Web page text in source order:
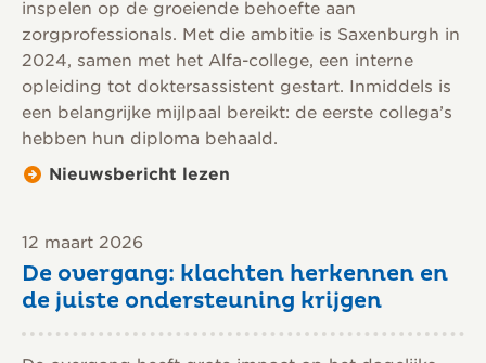
inspelen op de groeiende behoefte aan
zorgprofessionals. Met die ambitie is Saxenburgh in
2024, samen met het Alfa-college, een interne
opleiding tot doktersassistent gestart. Inmiddels is
een belangrijke mijlpaal bereikt: de eerste collega’s
hebben hun diploma behaald.
Nieuwsbericht lezen
12 maart 2026
De overgang: klachten herkennen en
de juiste ondersteuning krijgen